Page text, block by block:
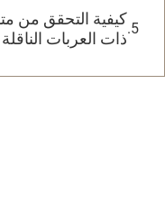
كيفية التحقق من
ذات العربات الناقلة